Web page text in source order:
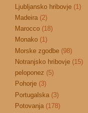
Ljubljansko hribovje (1)
Madeira (2)
Marocco (18)
Monako (1)
Morske zgodbe (98)
Notranjsko hribovje (15)
peloponez (5)
Pohorje (3)
Portugalska (3)
Potovanja (178)